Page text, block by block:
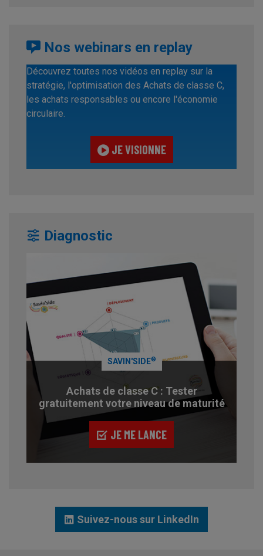
Nos webinars en replay
Découvrez toutes nos vidéos en replay sur la
stratégie, l'optimisation des Achats de classe C,
les achats responsables ou encore l'économie
circulaire.
JE VISIONNE
Diagnostic
SAVIN'SIDE®
Achats de classe C : Tester
gratuitement votre niveau de maturité
JE ME LANCE
Suivez-nous sur LinkedIn